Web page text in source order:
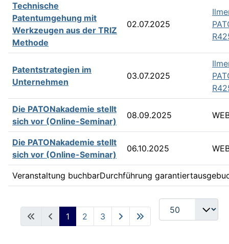
Technische
Patentumgehung mit
Werkzeugen aus der TRIZ
Methode
02.07.2025
Patentstrategien im
Unternehmen
03.07.2025
Die PATONakademie stellt
sich vor (Online-Seminar)
08.09.2025
Die PATONakademie stellt
sich vor (Online-Seminar)
06.10.2025
Veranstaltung buchbarDurchführung garantiert
1 2 3